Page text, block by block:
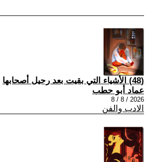
(48) الأشياء التي بقيت بعد رحيل أصحابها
عماد أبو حطب
2026 / 8 / 8
الادب والفن